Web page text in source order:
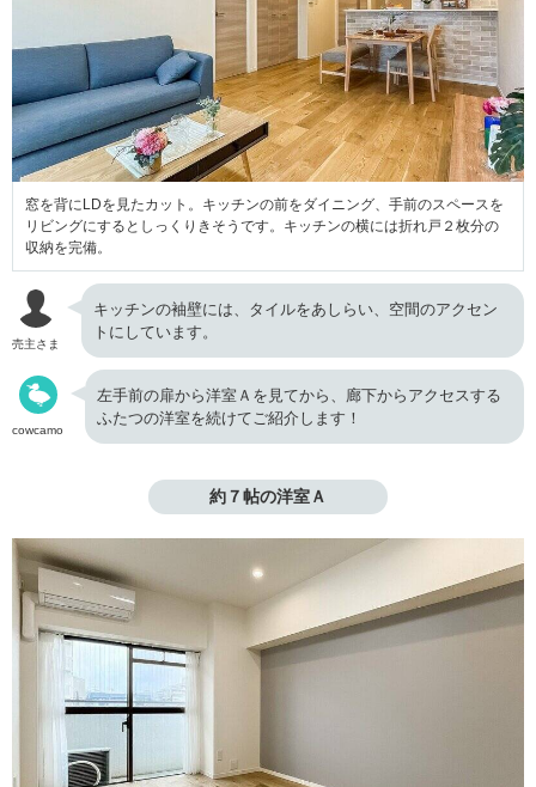
窓を背にLDを見たカット。キッチンの前をダイニング、手前のスペースを
リビングにするとしっくりきそうです。キッチンの横には折れ戸２枚分の
収納を完備。
売主さま
キッチンの袖壁には、タイルをあしらい、空間のアクセン
トにしています。
cowcamo
左手前の扉から洋室Ａを見てから、廊下からアクセスする
ふたつの洋室を続けてご紹介します！
約７帖の洋室Ａ